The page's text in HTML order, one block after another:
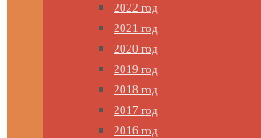
2022 год
2021 год
2020 год
2019 год
2018 год
2017 год
2016 год